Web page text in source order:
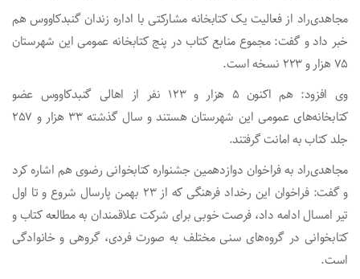
مجاهدی‌راد از فعالیت یک کتابخانه مشارکتی با اداره زندان گنبدکاووس هم
خبر داد و گفت: مجموع منابع کتاب در پنج کتابخانه عمومی این شهرستان
۷۵ هزار و ۲۲۳ نسخه است.
وی افزود: هم اکنون ۵ هزار و ۱۲۳ نفر از اهالی گنبدکاووس عضو
کتابخانه‌های عمومی این شهرستان هستند و سال گذشته ۳۳ هزار و ۲۵۷
جلد کتاب به امانت گرفتند.
مجاهدی‌راد به فراخوان دوازدهمین جشنواره کتابخوانی رضوی هم اشاره کرد
و گفت: فراخوان این رخداد فرهنگی که از ۲۳ بهمن پارسال شروع و تا اول
تیر امسال ادامه داد، فرصت خوبی برای شرکت علاقمندان به مطالعه کتاب و
کتابخوانی در گروه‌های سنی مختلف به صورت فردی، گروهی و خانوادگی
است.